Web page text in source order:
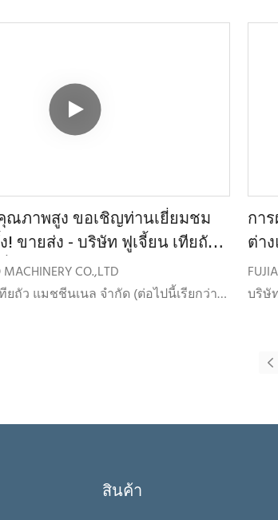
ต์ ผลิตภัณฑ์ดังกล่าวได้แก่ โรงงานผสม
นรีไซเคิลแอสฟัลต์แบบร้อน โรงงาน
ต์แบบเย็น โรงงานผสมปูนแห้ง และ
กา
แอ
แอ
ณภาพสูง ขอเชิญท่านเยี่ยมชม
! ขายส่ง - บริษัท ฟูเจี้ยน เทียถัว
จำกัด
CO.,LTD
ยถัว แมชชีนเนล จำกัด (ต่อไปนี้เรียกว่า
งงานผสมปูนแห้ง และอุปกรณ์บดและคัด
กา
ต่า
แล
บริษั
จำ
แอส
สินค้า